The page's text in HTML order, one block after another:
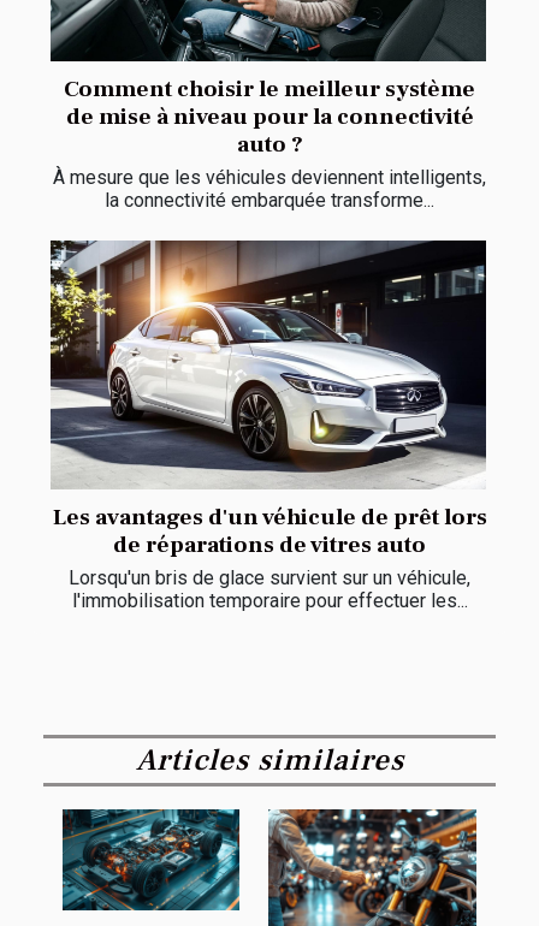
Comment choisir le meilleur système
de mise à niveau pour la connectivité
auto ?
À mesure que les véhicules deviennent intelligents,
la connectivité embarquée transforme...
Les avantages d'un véhicule de prêt lors
de réparations de vitres auto
Lorsqu'un bris de glace survient sur un véhicule,
l'immobilisation temporaire pour effectuer les...
Articles similaires